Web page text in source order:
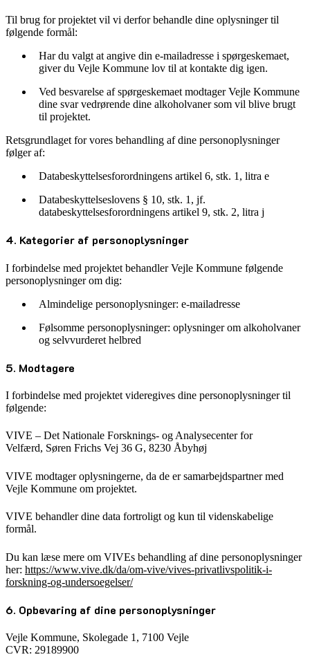
Til brug for projektet vil vi derfor behandle dine oplysninger til
følgende formål:
Har du valgt at angive din e-mailadresse i spørgeskemaet,
giver du Vejle Kommune lov til at kontakte dig igen.
Ved besvarelse af spørgeskemaet modtager Vejle Kommune
dine svar vedrørende dine alkoholvaner som vil blive brugt
til projektet.
Retsgrundlaget for vores behandling af dine personoplysninger
følger af:
Databeskyttelsesforordningens artikel 6, stk. 1, litra e
Databeskyttelseslovens § 10, stk. 1, jf.
databeskyttelsesforordningens artikel 9, stk. 2, litra j
4. Kategorier af personoplysninger
I forbindelse med projektet behandler Vejle Kommune følgende
personoplysninger om dig:
Almindelige personoplysninger: e-mailadresse
Følsomme personoplysninger: oplysninger om alkoholvaner
og selvvurderet helbred
5. Modtagere
I forbindelse med projektet videregives dine personoplysninger til
følgende:
VIVE – Det Nationale Forsknings- og Analysecenter for
Velfærd, Søren Frichs Vej 36 G, 8230 Åbyhøj
VIVE modtager oplysningerne, da de er samarbejdspartner med
Vejle Kommune om projektet.
VIVE behandler dine data fortroligt og kun til videnskabelige
formål.
Du kan læse mere om VIVEs behandling af dine personoplysninger
her: https://www.vive.dk/da/om-vive/vives-privatlivspolitik-i-
forskning-og-undersoegelser/
6. Opbevaring af dine personoplysninger
Vejle Kommune, Skolegade 1, 7100 Vejle
CVR: 29189900